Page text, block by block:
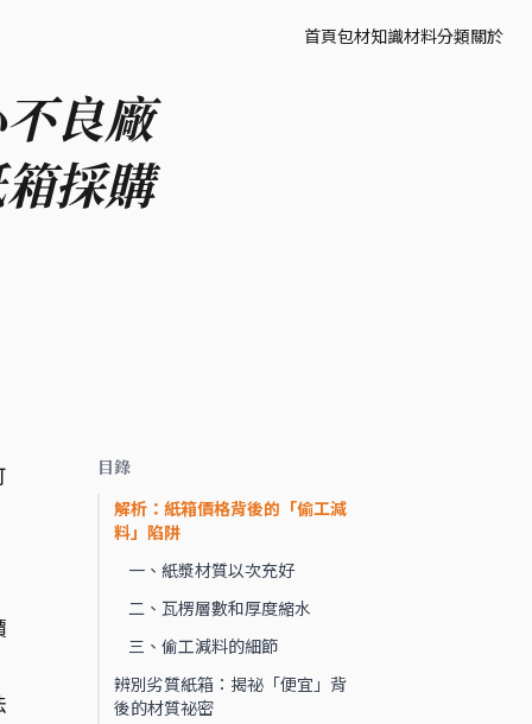
首頁包材知識材料分類關於
良廠
採購
目錄
解析：紙箱價格背後的「偷工減
料」陷阱
一、紙漿材質以次充好
二、瓦楞層數和厚度縮水
三、偷工減料的細節
辨別劣質紙箱：揭祕「便宜」背
後的材質祕密